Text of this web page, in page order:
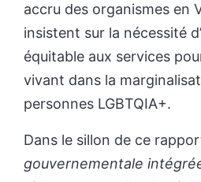
accru des organismes en
insistent sur la nécessité
équitable aux services
vivant dans la
personnes LGBTQIA+.
Dans le sillon de ce
gouvernementale